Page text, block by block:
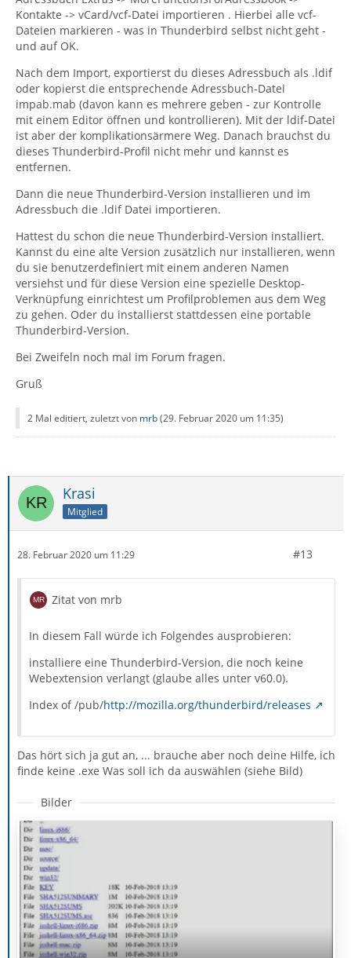
Kontakte -> vCard/vcf-Datei importieren . Hierbei alle vcf-
Dateien markieren - was in Thunderbird selbst nicht geht -
und auf OK.
Nach dem Import, exportierst du dieses Adressbuch als .ldif
oder kopierst die entsprechende Adressbuch-Datei
impab.mab (davon kann es mehrere geben - zur Kontrolle
mit einem Editor öffnen und kontrollieren). Mit der ldif-Datei
ist aber der komplikationsärmere Weg. Danach brauchst du
dieses Thunderbird-Profil nicht mehr und kannst es
entfernen.
Dann die neue Thunderbird-Version installieren und im
Adressbuch die .ldif Datei importieren.
Hattest du schon die neue Thunderbird-Version installiert.
Kannst du eine alte Version zusätzlich nur installieren, wenn
du sie benutzerdefiniert mit einem anderen Namen
versiehst und für diese Version eine spezielle Desktop-
Verknüpfung einrichtest um Profilproblemen aus dem Weg
zu gehen. Oder du installierst stattdessen eine portable
Thunderbird-Version.
Bei Zweifeln noch mal im Forum fragen.
Gruß
2 Mal editiert, zuletzt von mrb(29. Februar 2020 um 11:35)
Krasi
Mitglied
28. Februar 2020 um 11:29 #13
Zitat von mrb
In diesem Fall würde ich Folgendes ausprobieren:
installiere eine Thunderbird-Version, die noch keine
Webextension verlangt (glaube alles unter v60.0).
Index of /pub/http://mozilla.org/thunderbird/releases
Das hört sich ja gut an, ... brauche aber noch deine Hilfe, ich
finde keine .exe Was soll ich da auswählen (siehe Bild)
Bilder